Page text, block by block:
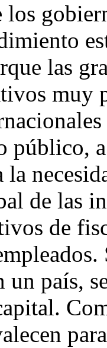
las
muy
público,
la
de las
de
un país,